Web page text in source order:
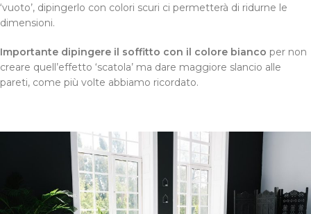
‘vuoto’, dipingerlo con colori scuri ci permetterà di ridurne le
dimensioni.
Importante dipingere il soffitto con il colore bianco per non
creare quell’effetto ‘scatola’ ma dare maggiore slancio alle
pareti, come più volte abbiamo ricordato.